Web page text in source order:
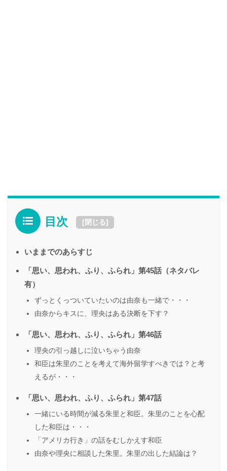
目次 [閉じる]
いままでのあらすじ
「思い、思われ、ふり、ふられ」第45話（ネタバレ
有）
ずっとくっついていたいのは由奈も一緒で・・・
由奈からキスに、理央はある決断を下す？
「思い、思われ、ふり、ふられ」第46話
理央の引っ越しに泣いちゃう由奈
和臣は朱里のことを考えて海外留学すべきでは？と考
えるが・・・
「思い、思われ、ふり、ふられ」第47話
一緒にいる時間が減る朱里と和臣。朱里のことを心配
した和臣は・・・
「アメリカ行き」の話をむしかえす和臣
由奈や理央に相談した朱里。朱里の出した結論は？